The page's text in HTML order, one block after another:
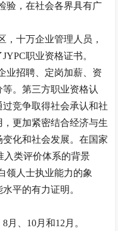
验，在社会各界具有广
，十万企业管理人员，
职业资格证书。
业招聘、定岗加薪、资
。第三方职业资格认
竞争取得社会承认和社
更加紧密结合经济与生
化和社会发展。在国家
入类评价体系的背景
领人士执业能力的象
平的有力证明。
月、10月和12月。